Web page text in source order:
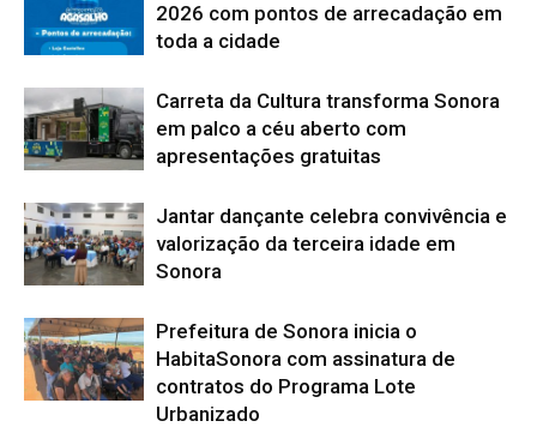
2026 com pontos de arrecadação em
toda a cidade
Carreta da Cultura transforma Sonora
em palco a céu aberto com
apresentações gratuitas
Jantar dançante celebra convivência e
valorização da terceira idade em
Sonora
Prefeitura de Sonora inicia o
HabitaSonora com assinatura de
contratos do Programa Lote
Urbanizado